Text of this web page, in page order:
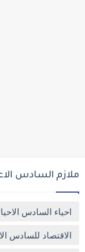
ملازم السادس
احياء السادس
الاقتصاد للسادس